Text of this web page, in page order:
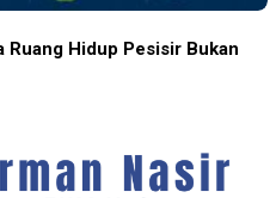
Hidup Pesisir Bukan